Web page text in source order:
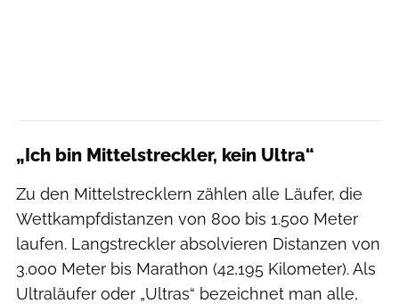
„Ich bin Mittelstreckler, kein Ultra“
Zu den Mittelstrecklern zählen alle Läufer, die
Wettkampfdistanzen von 800 bis 1.500 Meter
laufen. Langstreckler absolvieren Distanzen von
3.000 Meter bis Marathon (42,195 Kilometer). Als
Ultraläufer oder „Ultras“ bezeichnet man alle,